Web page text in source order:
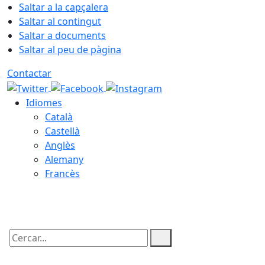
Saltar a la capçalera
Saltar al contingut
Saltar a documents
Saltar al peu de pàgina
Contactar
Idiomes
Català
Castellà
Anglès
Alemany
Francès
Cercar: